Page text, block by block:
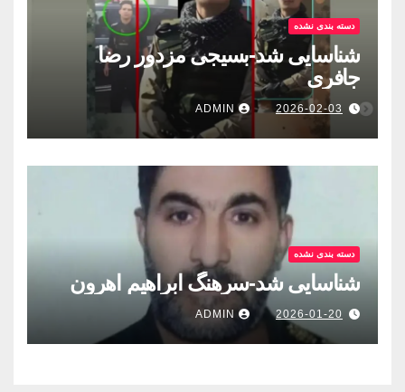
دسته بندی نشده
شناسایی شد-بسيجى مزدور رضا
جافری
2026-02-03
ADMIN
دسته بندی نشده
شناسایی شد-سرهنگ ابراهیم اهرون
2026-01-20
ADMIN